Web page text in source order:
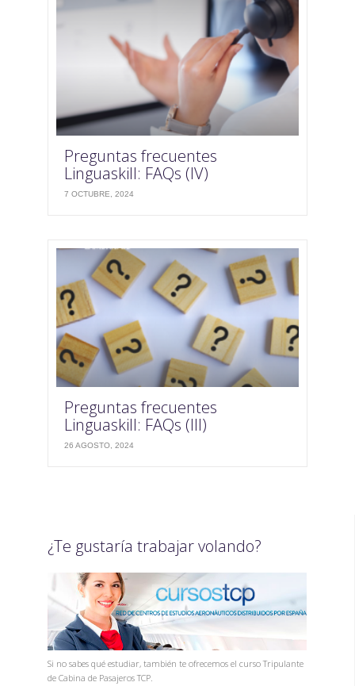
Preguntas frecuentes
Linguaskill: FAQs (IV)
7 OCTUBRE, 2024
Preguntas frecuentes
Linguaskill: FAQs (III)
26 AGOSTO, 2024
¿Te gustaría trabajar volando?
Si no sabes qué estudiar, también te ofrecemos el curso Tripulante
de Cabina de Pasajeros TCP.